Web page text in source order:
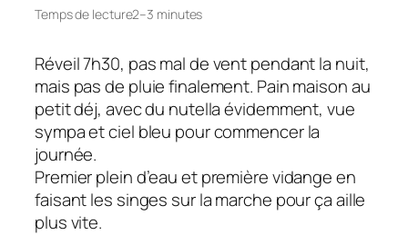
Temps de lecture2–3 minutes
Réveil 7h30, pas mal de vent pendant la nuit,
mais pas de pluie finalement. Pain maison au
petit déj, avec du nutella évidemment, vue
sympa et ciel bleu pour commencer la
journée.
Premier plein d’eau et première vidange en
faisant les singes sur la marche pour ça aille
plus vite.